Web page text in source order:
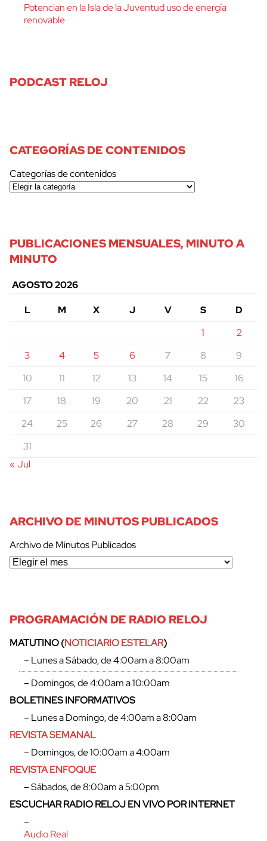
cerrar
Potencian en la Isla de la Juventud uso de energía
renovable
PODCAST RELOJ
CATEGORÍAS DE CONTENIDOS
Categorías de contenidos
PUBLICACIONES MENSUALES, MINUTO A
MINUTO
AGOSTO 2026
L
M X J V S
D
1
2
3
4 5 6 7 8
9
10
11 12 13 14 15
16
17
18 19 20 21 22
23
24
25 26 27 28 29
30
31
« Jul
ARCHIVO DE MINUTOS PUBLICADOS
Archivo de Minutos Publicados
PROGRAMACIÓN DE RADIO RELOJ
MATUTINO (NOTICIARIO ESTELAR)
– Lunes a Sábado, de 4:00am a 8:00am
– Domingos, de 4:00am a 10:00am
BOLETINES INFORMATIVOS
– Lunes a Domingo, de 4:00am a 8:00am
REVISTA SEMANAL
– Domingos, de 10:00am a 4:00am
REVISTA ENFOQUE
– Sábados, de 8:00am a 5:00pm
ESCUCHAR RADIO RELOJ EN VIVO POR INTERNET
–
Audio Real